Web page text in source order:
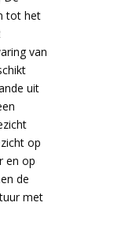
tot het
van
uit
op
en op
de
met